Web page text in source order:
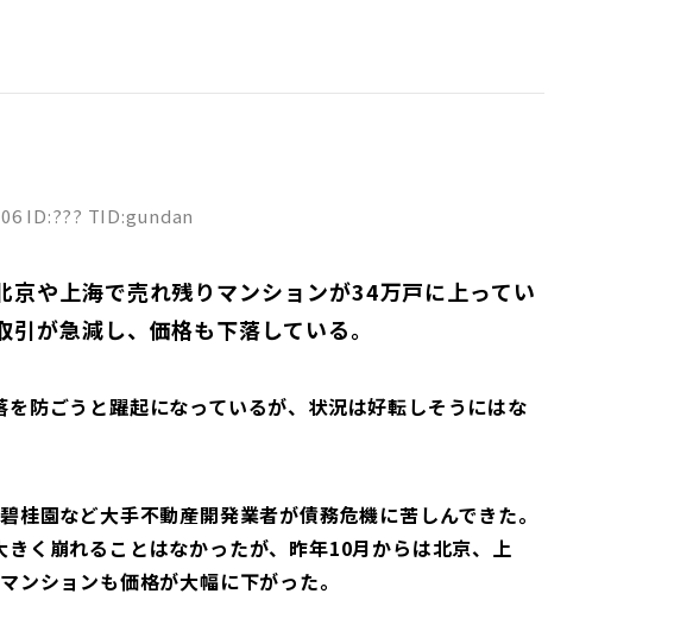
ID:??? TID:gundan
京や上海で売れ残りマンションが34万戸に上ってい
が急減し、価格も下落している。
防ごうと躍起になっているが、状況は好転しそうにはな
園など大手不動産開発業者が債務危機に苦しんできた。
く崩れることはなかったが、昨年10月からは北京、上
ンションも価格が大幅に下がった。